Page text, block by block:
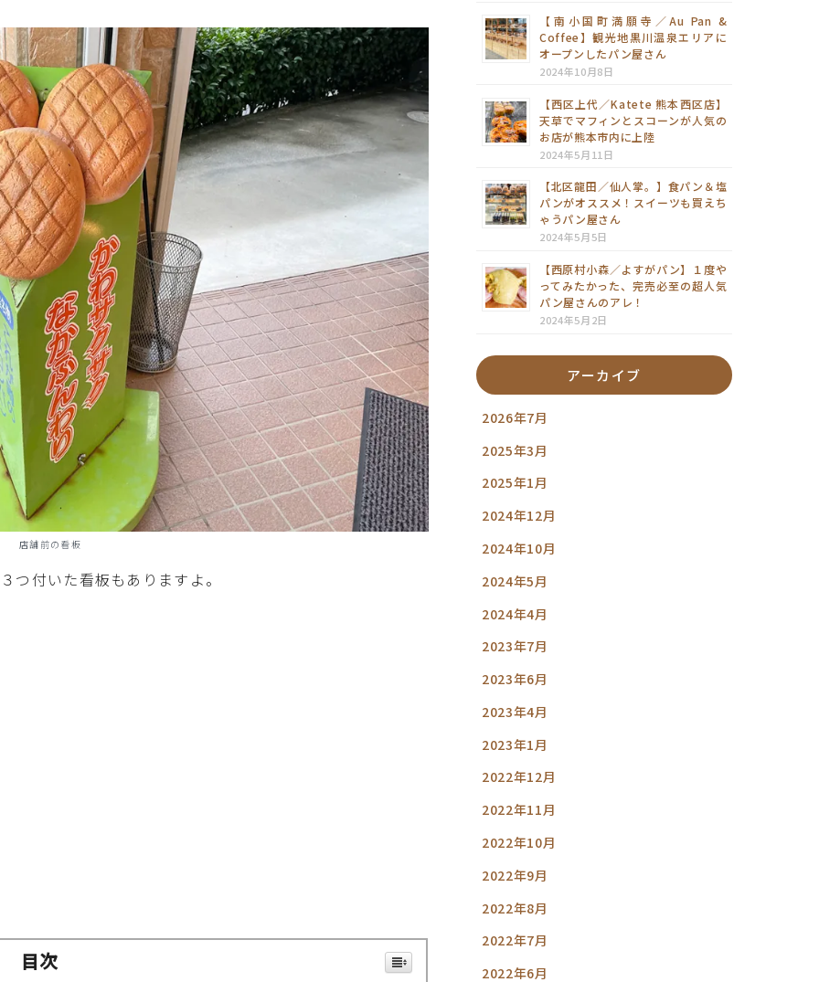
店舗前の看板
つ付いた看板もありますよ。
目次
【南小国町満願寺／Au Pan &
Coffee】観光地黒川温泉エリアに
オープンしたパン屋さん
2024年10月8日
【西区上代／Katete 熊本西区店】
天草でマフィンとスコーンが人気の
お店が熊本市内に上陸
2024年5月11日
【北区龍田／仙人掌。】食パン＆塩
パンがオススメ！スイーツも買えち
ゃうパン屋さん
2024年5月5日
【西原村小森／よすがパン】１度や
ってみたかった、完売必至の超人気
パン屋さんのアレ！
2024年5月2日
アーカイブ
2026年7月
2025年3月
2025年1月
2024年12月
2024年10月
2024年5月
2024年4月
2023年7月
2023年6月
2023年4月
2023年1月
2022年12月
2022年11月
2022年10月
2022年9月
2022年8月
2022年7月
2022年6月